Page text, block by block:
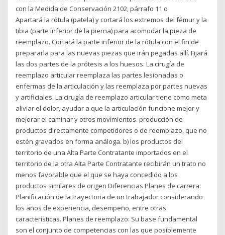
con la Medida de Conservación 2102, párrafo 11 o
Apartará la rótula (patela) y cortará los extremos del fémur y la
tibia (parte inferior de la pierna) para acomodar la pieza de
reemplazo. Cortará la parte inferior de la rótula con el fin de
prepararla para las nuevas piezas que irán pegadas allí. Fijará
las dos partes de la prótesis a los huesos. La cirugía de
reemplazo articular reemplaza las partes lesionadas o
enfermas de la articulación y las reemplaza por partes nuevas
y artificiales. La cirugía de reemplazo articular tiene como meta
aliviar el dolor, ayudar a que la articulación funcione mejor y
mejorar el caminar y otros movimientos. producción de
productos directamente competidores o de reemplazo, que no
estén gravados en forma análoga. b) los productos del
territorio de una Alta Parte Contratante importados en el
territorio de la otra Alta Parte Contratante recibirán un trato no
menos favorable que el que se haya concedido a los
productos similares de origen Diferencias Planes de carrera:
Planificación de la trayectoria de un trabajador considerando
los años de experiencia, desempeño, entre otras
características. Planes de reemplazo: Su base fundamental
son el conjunto de competencias con las que posiblemente